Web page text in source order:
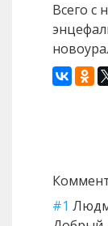
Всего с
#1